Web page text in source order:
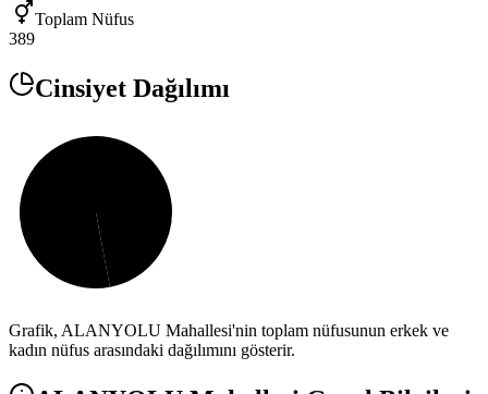
Toplam Nüfus
389
Cinsiyet Dağılımı
Grafik, ALANYOLU Mahallesi'nin toplam nüfusunun erkek ve
kadın nüfus arasındaki dağılımını gösterir.